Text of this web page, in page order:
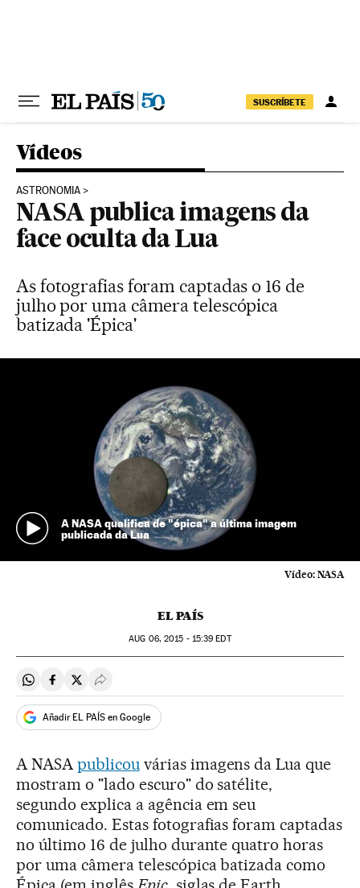
SUSCRÍBETE
Vídeos
ASTRONOMIA
NASA publica imagens da
face oculta da Lua
As fotografias foram captadas o 16 de
julho por uma câmera telescópica
batizada 'Épica'
A NASA qualifica de "épica" a última imagem
publicada da Lua
Vídeo: NASA
EL PAÍS
AUG 06, 2015 - 15:39 EDT
Compartir en Whatsapp
Compartir en Facebook
Compartir en Twitter
Desplegar Redes Sociales
Añadir EL PAÍS en Google
A NASApublicouvárias imagens da Lua que
mostram o "lado escuro" do satélite,
segundo explica a agência em seu
comunicado. Estas fotografias foram captadas
no último 16 de julho durante quatro horas
por uma câmera telescópica batizada como